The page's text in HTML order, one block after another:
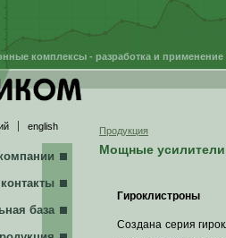
комплексы - разработка и применение
english
база
Продукция
Мощные
Гироклистроны
Создана серия